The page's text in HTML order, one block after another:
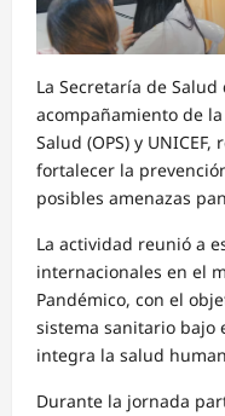
La Secretaría de
acompañamiento de
Salud (OPS) y
fortalecer la
posibles amenazas
La actividad reunió a
internacionales en el
Pandémico, con el
sistema sanitario bajo
integra la salud
Durante la jornada